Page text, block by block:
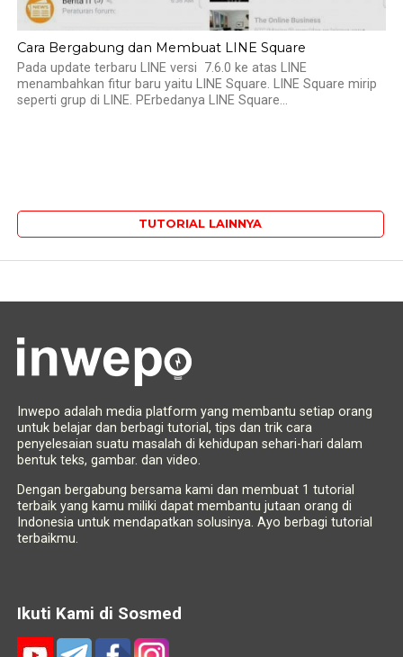
Cara Bergabung dan Membuat LINE Square
Pada update terbaru LINE versi 7.6.0 ke atas LINE
menambahkan fitur baru yaitu LINE Square. LINE Square mirip
seperti grup di LINE. PErbedanya LINE Square...
TUTORIAL LAINNYA
Inwepo adalah media platform yang membantu setiap orang
untuk belajar dan berbagi tutorial, tips dan trik cara
penyelesaian suatu masalah di kehidupan sehari-hari dalam
bentuk teks, gambar. dan video.
Dengan bergabung bersama kami dan membuat 1 tutorial
terbaik yang kamu miliki dapat membantu jutaan orang di
Indonesia untuk mendapatkan solusinya. Ayo berbagi tutorial
terbaikmu.
Ikuti Kami di Sosmed